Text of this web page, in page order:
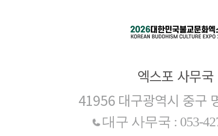
엑스포 사무국
41956 대구광역시 중구
대구 사무국 : 053-